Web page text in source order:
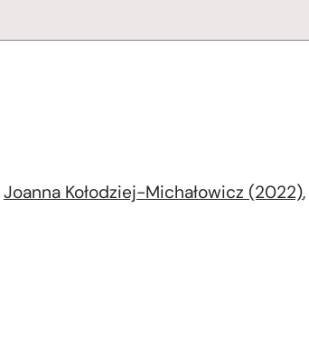
Joanna Kołodziej-Michałowicz (2022),